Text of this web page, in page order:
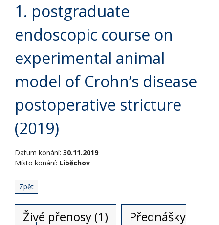
1. postgraduate
endoscopic course on
experimental animal
model of Crohn’s disease
postoperative stricture
(2019)
Datum konání: 30.11.2019
Místo konání: Liběchov
Zpět
Živé přenosy (1)
Přednášky